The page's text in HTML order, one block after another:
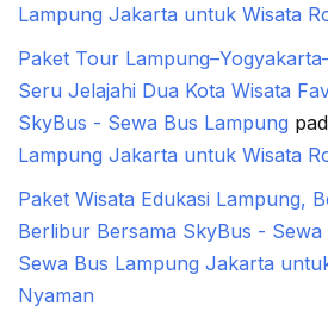
Lampung Jakarta untuk Wisata
Paket Tour
Seru Jelajahi Dua Kota Wisata
SkyBus - Sewa Bus Lampung
Lampung Jakarta untuk Wisata
Paket Wisata Edukasi Lampung,
Berlibur Bersama SkyBus - Sewa
Sewa Bus Lampung Jakarta
Nyaman